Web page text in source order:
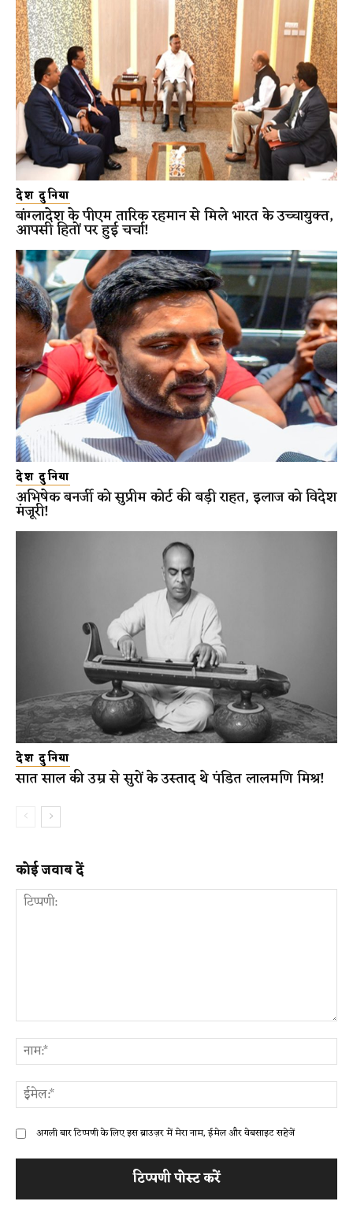
देश दुनिया
बांग्लादेश के पीएम तारिक रहमान से मिले भारत के उच्चायुक्त,
आपसी हितों पर हुई चर्चा!
देश दुनिया
अभिषेक बनर्जी को सुप्रीम कोर्ट की बड़ी राहत, इलाज को विदेश
मंजूरी!
देश दुनिया
सात साल की उम्र से सुरों के उस्ताद थे पंडित लालमणि मिश्र!
कोई जवाब दें
अगली बार टिप्पणी के लिए इस ब्राउज़र में मेरा नाम, ईमेल और वेबसाइट सहेजें